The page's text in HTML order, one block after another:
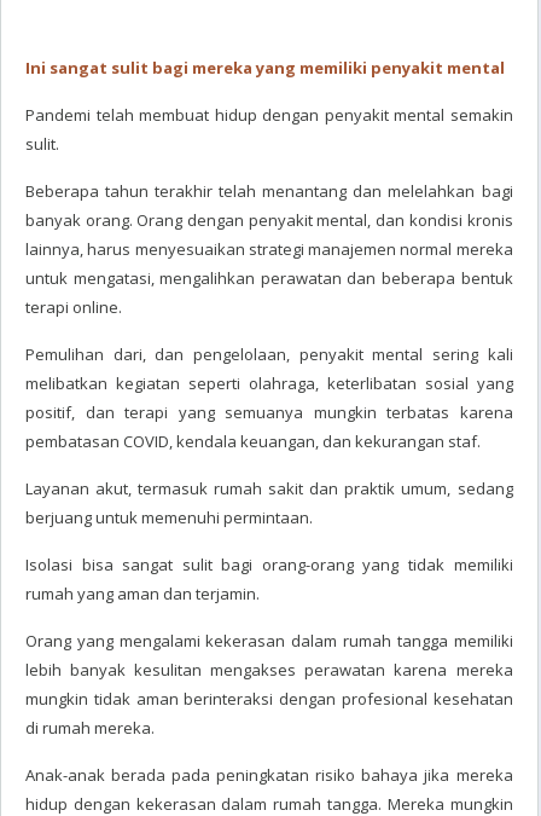
Ini sangat sulit bagi mereka yang memiliki penyakit mental
Pandemi telah membuat hidup dengan penyakit mental semakin
sulit.
Beberapa tahun terakhir telah menantang dan melelahkan bagi
banyak orang. Orang dengan penyakit mental, dan kondisi kronis
lainnya, harus menyesuaikan strategi manajemen normal mereka
untuk mengatasi, mengalihkan perawatan dan beberapa bentuk
terapi online.
Pemulihan dari, dan pengelolaan, penyakit mental sering kali
melibatkan kegiatan seperti olahraga, keterlibatan sosial yang
positif, dan terapi yang semuanya mungkin terbatas karena
pembatasan COVID, kendala keuangan, dan kekurangan staf.
Layanan akut, termasuk rumah sakit dan praktik umum, sedang
berjuang untuk memenuhi permintaan.
Isolasi bisa sangat sulit bagi orang-orang yang tidak memiliki
rumah yang aman dan terjamin.
Orang yang mengalami kekerasan dalam rumah tangga memiliki
lebih banyak kesulitan mengakses perawatan karena mereka
mungkin tidak aman berinteraksi dengan profesional kesehatan
di rumah mereka.
Anak-anak berada pada peningkatan risiko bahaya jika mereka
hidup dengan kekerasan dalam rumah tangga. Mereka mungkin